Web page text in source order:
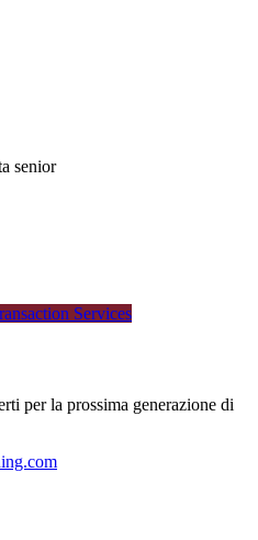
senior
Services
per la prossima generazione di